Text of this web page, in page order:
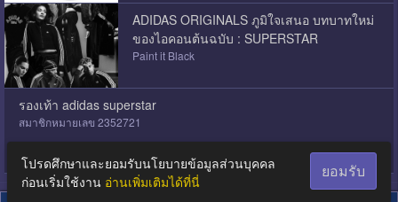
ADIDAS ORIGINALS ภูมิใจเสนอ บทบาทใหม่
ของไอคอนต้นฉบับ : SUPERSTAR
Paint it Black
รองเท้า adidas superstar
สมาชิกหมายเลข 2352721
โปรดศึกษาและยอมรับนโยบายข้อมูลส่วนบุคคล
ก่อนเริ่มใช้งาน อ่านเพิ่มเติมได้ที่นี่
ยอมรับ